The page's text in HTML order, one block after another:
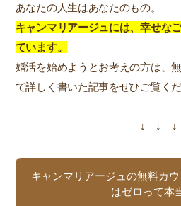
あなたの人生はあなたのもの。
キャンマリアージュには、幸せな
ています。
婚活を始めようとお考えの方は、
て詳しく書いた記事をぜひご覧く
↓ ↓ ↓
キャンマリアージュの無料カ
はゼロって本